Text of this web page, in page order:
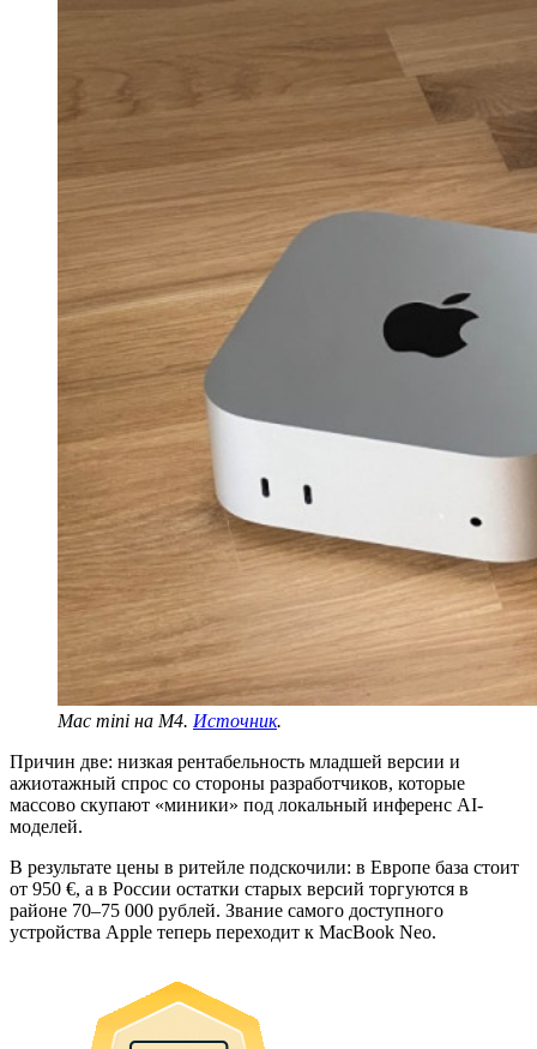
Mac mini на M4. Источник.
Причин две: низкая рентабельность младшей версии и
ажиотажный спрос со стороны разработчиков, которые
массово скупают «миники» под локальный инференс AI-
моделей.
В результате цены в ритейле подскочили: в Европе база стоит
от 950 €, а в России остатки старых версий торгуются в
районе 70–75 000 рублей. Звание самого доступного
устройства Apple теперь переходит к MacBook Neo.